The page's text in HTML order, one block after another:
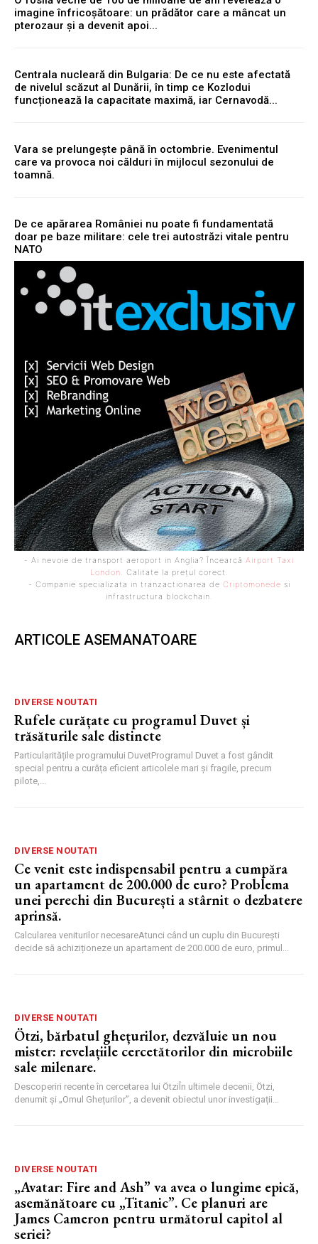
imagine înfricoșătoare: un prădător care a mâncat un
pterozaur și a devenit apoi...
Centrala nucleară din Bulgaria: De ce nu este afectată
de nivelul scăzut al Dunării, în timp ce Kozlodui
funcționează la capacitate maximă, iar Cernavodă...
Vara se prelungește până în octombrie. Evenimentul
care va provoca noi călduri în mijlocul sezonului de
toamnă.
De ce apărarea României nu poate fi fundamentată
doar pe baze militare: cele trei autostrăzi vitale pentru
NATO
- Ai nevoie de transport aeroport in Anglia? Încearcă Airport Taxi
London . Calitate la prețul corect.
- Companie specializata in tranzactionarea de Criptomonede si
infrastructura blockchain.
ARTICOLE ASEMANATOARE
DIVERSE NOUTATI
Rufele curățate cu programul Duvet și
trăsăturile sale distincte
Particularitățile programului DuvetProgramul Duvet a fost gândit
special pentru a curăța eficient articolele mari și fragile, precum
pilote,...
DIVERSE NOUTATI
Ce venit este indispensabil pentru a cumpăra
un apartament de 200.000 de euro? Problema
unei perechi din București a stârnit o dezbatere
aprinsă.
Calcularea veniturilor necesareAtunci când un cuplu din București
decide să achiziționeze un apartament de 200.000 de euro, primul...
DIVERSE NOUTATI
Ötzi, bărbatul ghețurilor, dezvăluie un nou
mister: revelațiile cercetătorilor din microbiile
sale milenare.
Descoperiri recente în cercetarea lui ÖtziÎn ultimele decenii, Ötzi,
denumit și „Omul Ghețurilor”, a devenit obiectul unor investigații...
DIVERSE NOUTATI
„Avatar: Fire and Ash” va avea o lungime epică,
asemănătoare cu „Titanic”. Ce planuri are
James Cameron pentru următorul capitol al
seriei?